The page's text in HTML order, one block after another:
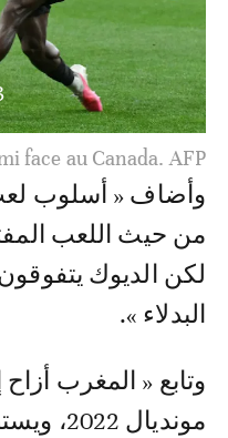
avec Achraf Hakimi.
AFP
وأضاف « أسلوب
من حيث اللعب
لكن الديوك
وتابع « المغرب أزاح